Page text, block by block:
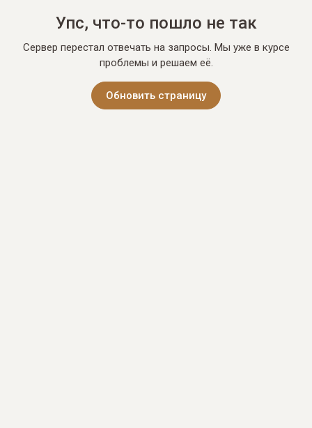
Упс, что-то пошло не так
Сервер перестал отвечать на запросы. Мы уже в курсе
проблемы и решаем её.
Обновить страницу